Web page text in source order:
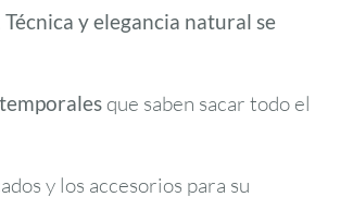
Técnica y elegancia natural se
que saben sacar todo el
y los accesorios para su